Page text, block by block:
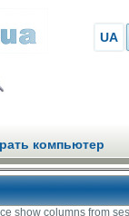
UA
компьютер
show columns from